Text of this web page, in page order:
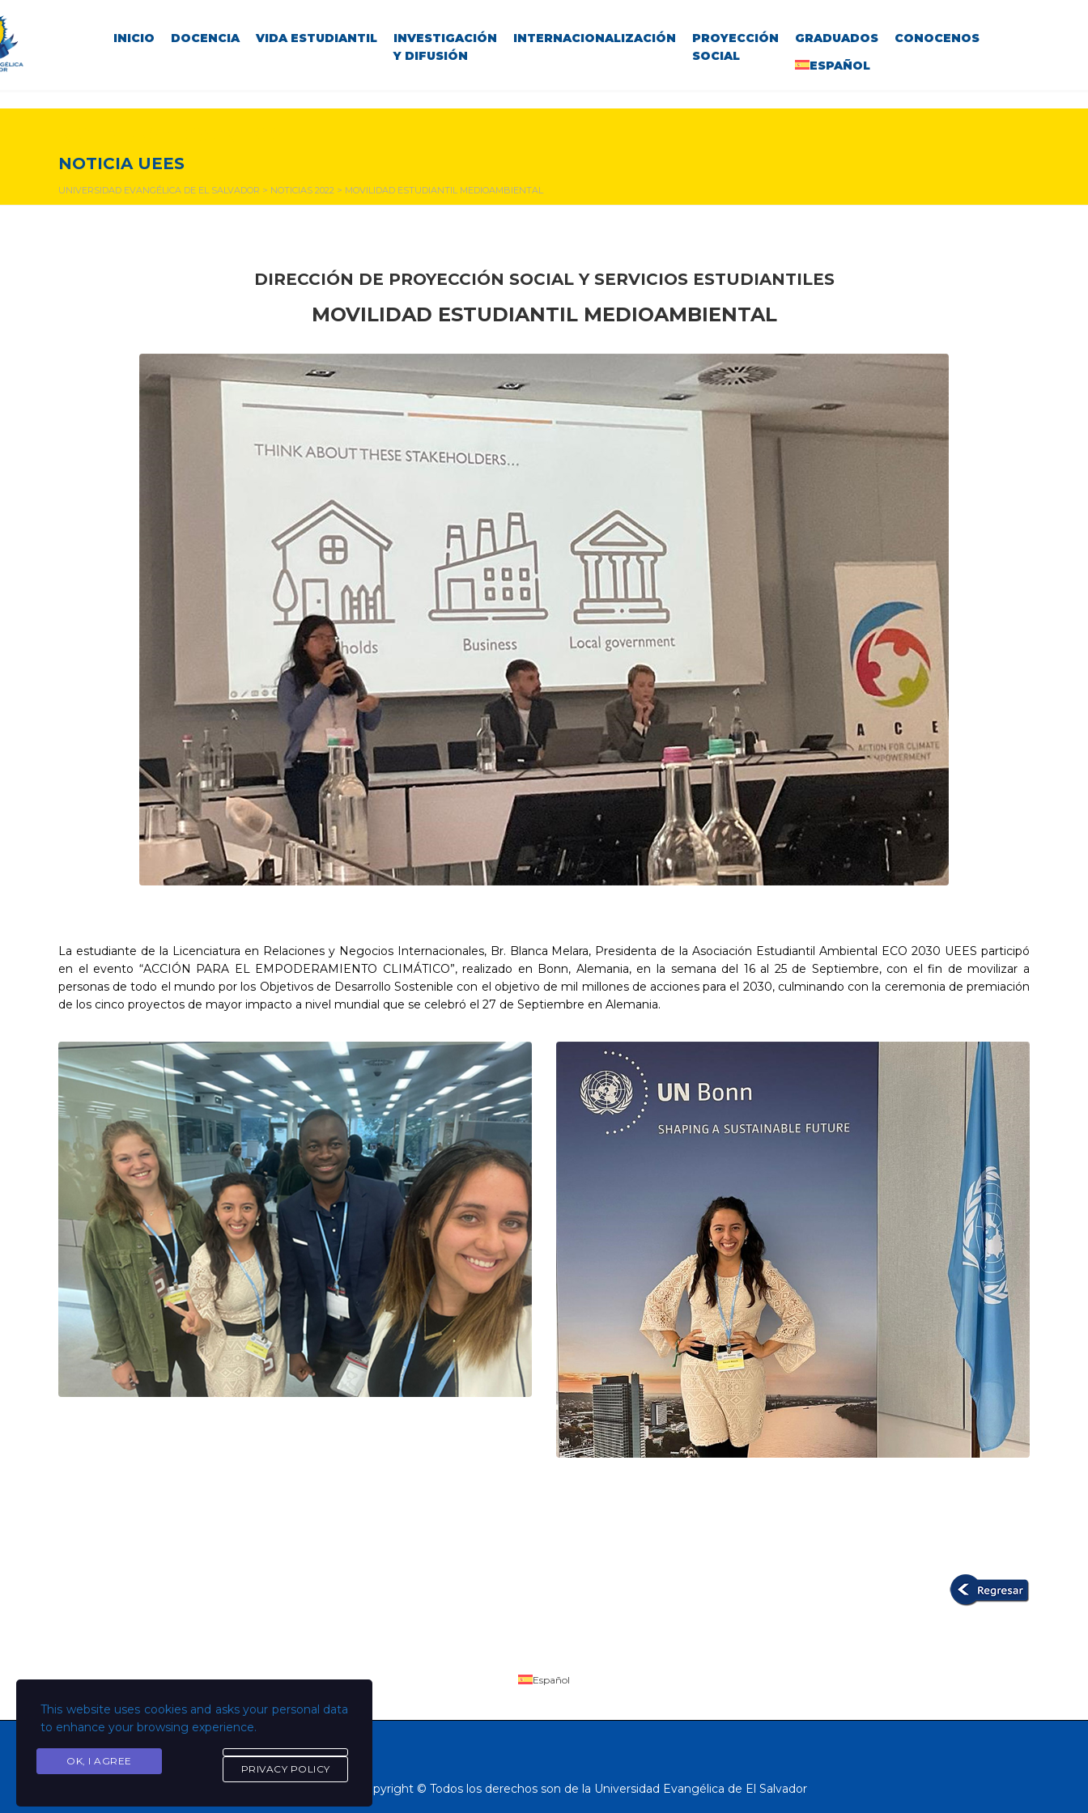
INICIO DOCENCIA VIDA ESTUDIANTIL
INVESTIGACIÓN
Y DIFUSIÓN
INTERNACIONALIZACIÓN
PROYECCIÓN
SOCIAL
GRADUADOS
CONOCENOS
ESPAÑOL
NOTICIA UEES
UNIVERSIDAD EVANGÉLICA DE EL SALVADOR > NOTICIAS 2022 > MOVILIDAD ESTUDIANTIL MEDIOAMBIENTAL
DIRECCIÓN DE PROYECCIÓN SOCIAL Y SERVICIOS ESTUDIANTILES
MOVILIDAD ESTUDIANTIL MEDIOAMBIENTAL
La estudiante de la Licenciatura en Relaciones y Negocios Internacionales, Br. Blanca Melara, Presidenta de la Asociación Estudiantil Ambiental ECO 2030 UEES participó
en el evento “ACCIÓN PARA EL EMPODERAMIENTO CLIMÁTICO”, realizado en Bonn, Alemania, en la semana del 16 al 25 de Septiembre, con el fin de movilizar a
personas de todo el mundo por los Objetivos de Desarrollo Sostenible con el objetivo de mil millones de acciones para el 2030, culminando con la ceremonia de premiación
de los cinco proyectos de mayor impacto a nivel mundial que se celebró el 27 de Septiembre en Alemania.
Copyright © Todos los derechos son de la Universidad Evangélica de El Salvador
This website uses cookies and asks your personal data
to enhance your browsing experience.
OK, I AGREE
PRIVACY POLICY
Español